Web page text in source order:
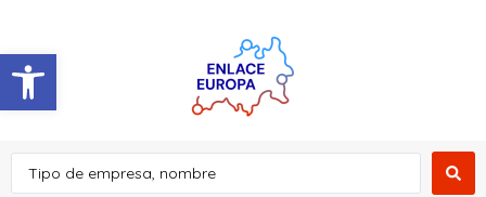
Abrir barra de herramientas